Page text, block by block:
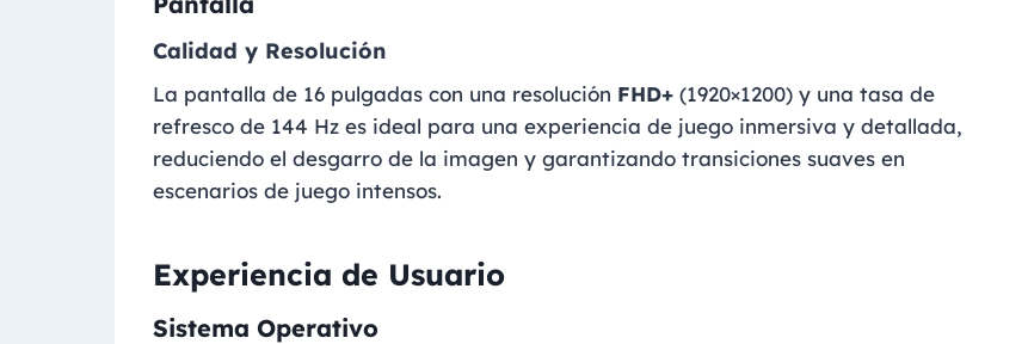
Calidad y Resolución
La pantalla de 16 pulgadas con una resolución FHD+ (1920×1200) y una tasa de
refresco de 144 Hz es ideal para una experiencia de juego inmersiva y detallada,
reduciendo el desgarro de la imagen y garantizando transiciones suaves en
escenarios de juego intensos.
Experiencia de Usuario
Sistema Operativo